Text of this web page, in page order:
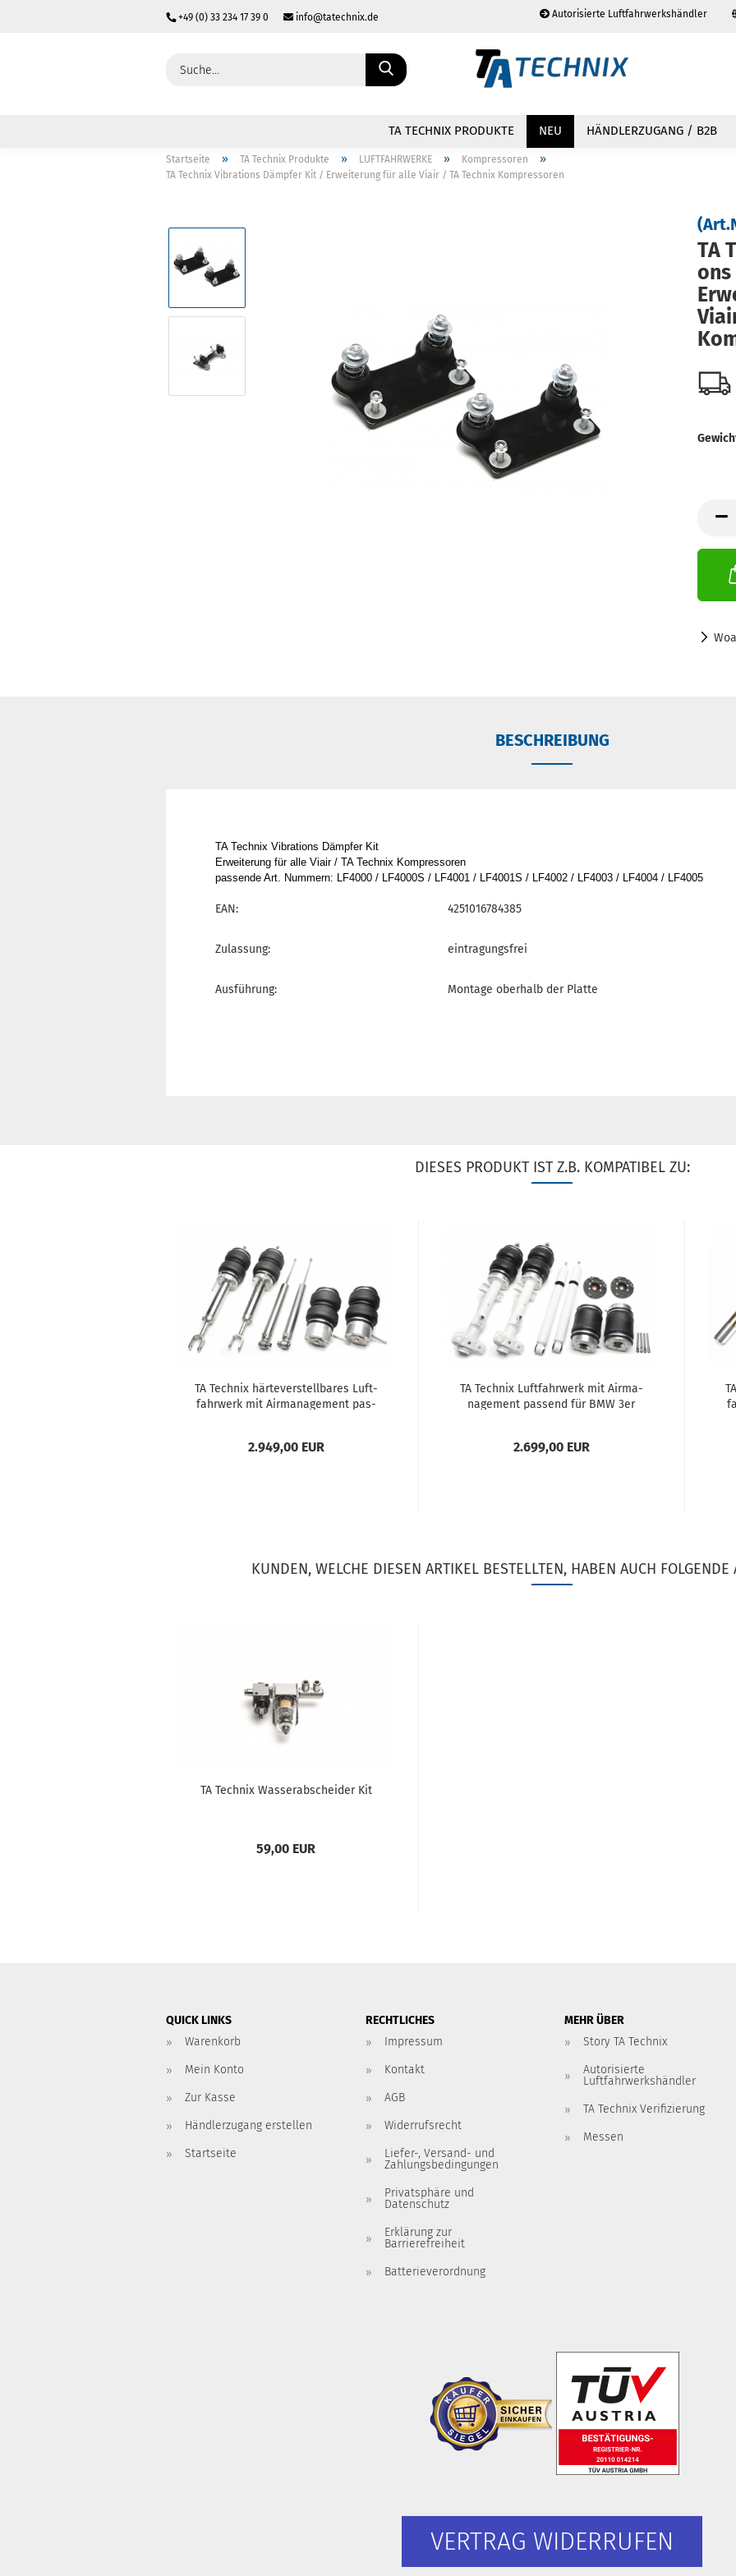
+49 (0) 33 234 17 39 0 info@tatechnix.de Autorisierte Luftfahrwerkshändler
Sprache auswählen
Passwort vergessen?
TA TECHNIX PRODUKTE NEU HÄNDLERZUGANG / B2B
Startseite » TA Technix Produkte » LUFTFAHRWERKE » Kompressoren »
TA Technix Vibrations Dämpfer Kit / Erweiterung für alle Viair / TA Technix Kompressoren
TA
BESCHREIBUNG
TA Technix Vibrations Dämpfer Kit
Erweiterung für alle Viair / TA Technix Kompressoren
passende Art. Nummern: LF4000 / LF4000S / LF4001 / LF4001S / LF4002 / LF4003 / LF4004 / LF4005
EAN: 4251016784385
Zulassung: eintragungsfrei
Ausführung: Montage oberhalb der Platte
DIESES PRODUKT IST Z.B. KOMPATIBEL ZU:
TA Tech­nix här­te­ver­stell­ba­res Luft­
fahr­werk mit Air­ma­nage­ment pas­
2.949,00 EUR
TA Tech­nix Luft­fahr­werk mit Air­ma­
nage­ment pas­send für BMW 3er
2.699,00 EUR
KUNDEN, WELCHE DIESEN ARTIKEL BESTELLTEN, HABEN AUCH FOLGENDE
TA Tech­nix Was­ser­ab­schei­der Kit
59,00 EUR
QUICK LINKS
Warenkorb
Mein Konto
Zur Kasse
Händlerzugang erstellen
Startseite
RECHTLICHES
Impressum
Kontakt
AGB
Widerrufsrecht
Liefer-, Versand- und
Zahlungsbedingungen
Privatsphäre und
Datenschutz
Erklärung zur
Barrierefreiheit
Batterieverordnung
MEHR ÜBER
Story TA Technix
Autorisierte
Luftfahrwerkshändler
TA Technix Verifizierung
Messen
VERTRAG WIDERRUFEN